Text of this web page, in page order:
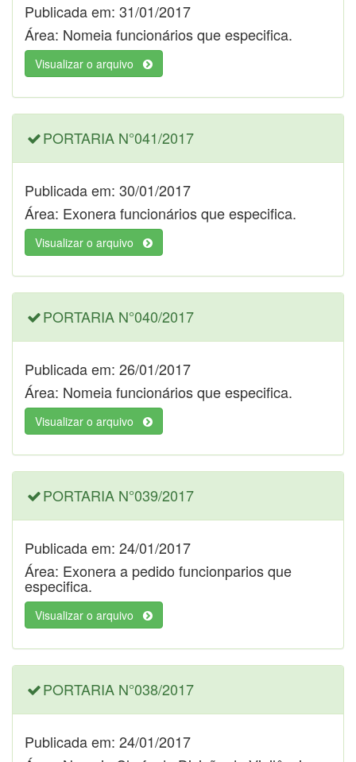
Publicada em: 31/01/2017
Área: Nomeia funcionários que especifica.
Visualizar o arquivo
PORTARIA N°041/2017
Publicada em: 30/01/2017
Área: Exonera funcionários que especifica.
Visualizar o arquivo
PORTARIA N°040/2017
Publicada em: 26/01/2017
Área: Nomeia funcionários que especifica.
Visualizar o arquivo
PORTARIA N°039/2017
Publicada em: 24/01/2017
Área: Exonera a pedido funcionparios que
especifica.
Visualizar o arquivo
PORTARIA N°038/2017
Publicada em: 24/01/2017